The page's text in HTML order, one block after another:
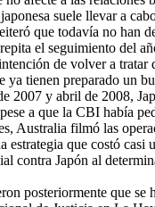
suele llevar a
que todavía no han
el seguimiento del
de volver a tratar
ya tienen preparado un
2007 y abril de 2008,
a que la CBI había
Australia filmó las
que costó casi
Japón al
posteriormente que